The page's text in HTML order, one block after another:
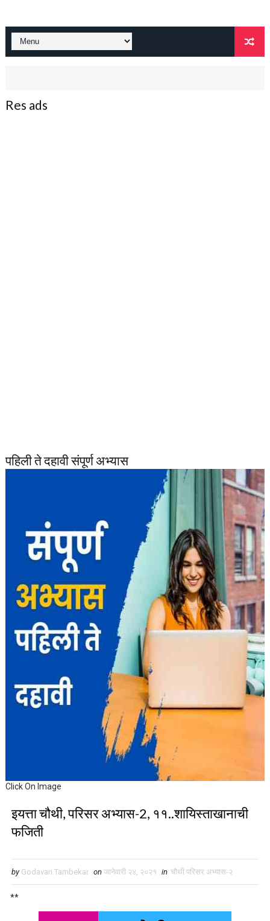
Res ads
पहिली ते दहावी संपूर्ण अभ्यास
Click On Image
इयत्ता चौथी, परिसर अभ्यास-2, ११..शायिस्ताखानाची
फजिती
by Godavari Tambekar on जानेवारी २४, २०२१ in चौथी परिसर अभ्यास-२
**